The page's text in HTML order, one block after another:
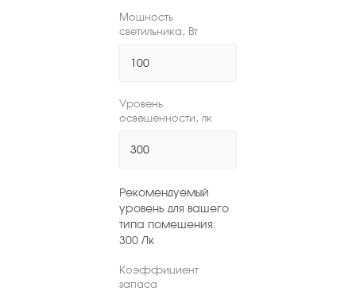
Мощность
светильника, Вт
Уровень
освещенности, лк
Рекомендуемый
уровень для вашего
типа помещения:
300 Лк
Коэффициент
запаса